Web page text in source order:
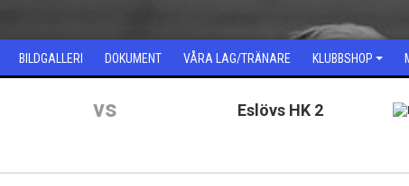
BILDGALLERI DOKUMENT VÅRA LAG/TRÄNARE KLUBBSHOP
vs Eslövs HK 2